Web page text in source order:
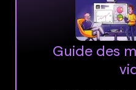
Guide des